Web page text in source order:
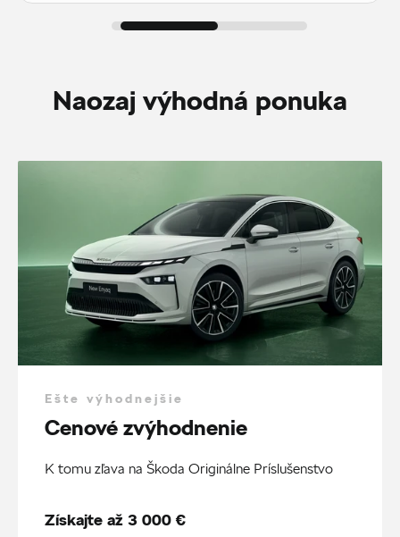
Naozaj výhodná ponuka
Ešte výhodnejšie
Cenové zvýhodnenie
K tomu zľava na Škoda Originálne Príslušenstvo
Získajte až 3 000 €